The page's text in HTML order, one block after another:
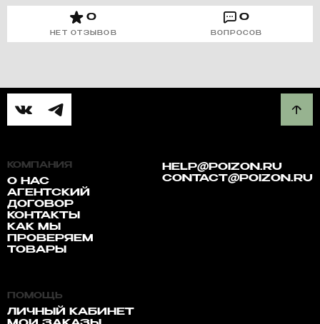
0
НЕТ ОТЗЫВОВ
0
ВОПРОСОВ
КОМПАНИЯ
О НАС
АГЕНТСКИЙ
ДОГОВОР
КОНТАКТЫ
КАК МЫ
ПРОВЕРЯЕМ
ТОВАРЫ
HELP@POIZON.RU
CONTACT@POIZON.RU
ПОМОЩЬ
ЛИЧНЫЙ КАБИНЕТ